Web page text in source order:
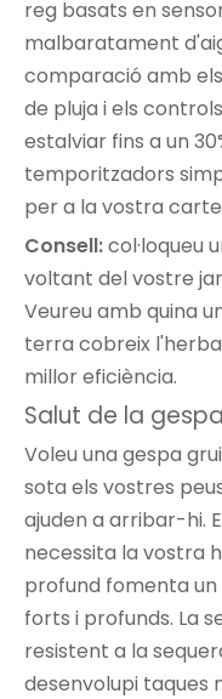
reg basats en
malbaratament
comparació amb
de pluja i els
estalviar fins a un
temporitzadors
per a la vostra
Consell:col·loqueu
voltant del vostre
Veureu amb quina
terra cobreix
millor eficiència.
Salut de la gespa
Voleu una gespa
sota els vostres
ajuden a arribar-hi.
necessita la vostra
profund fomenta
forts i profunds. La
resistent a la
desenvolupi taques